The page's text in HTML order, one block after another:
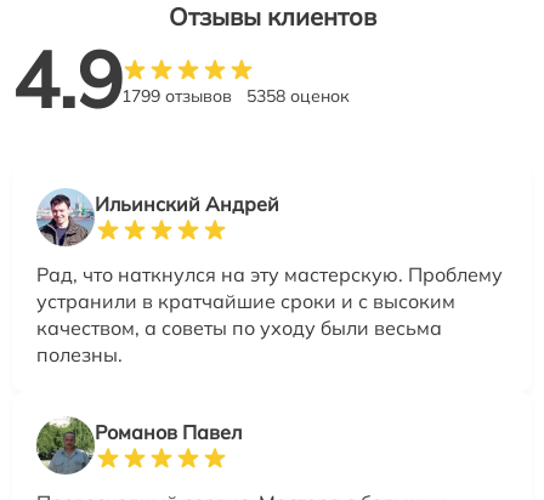
Отзывы клиентов
4.91799 отзывов 5358 оценок
Ильинский Андрей
Рад, что наткнулся на эту мастерскую. Проблему
устранили в кратчайшие сроки и с высоким
качеством, а советы по уходу были весьма
полезны.
Романов Павел